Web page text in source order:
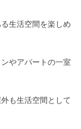
生活空間を楽しめ
やアパートの一室
も生活空間として